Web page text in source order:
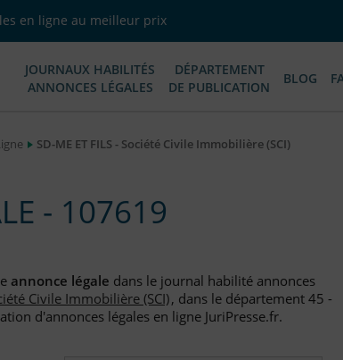
en ligne au meilleur prix
JOURNAUX HABILITÉS
ANNONCES LÉGALES
DÉPARTEMENT
DE PUBLICATION
BLOG
SD-ME ET FILS - Société Civile Immobilière (SCI)
- 107619
annonce légale dans le journal habilité annonces
Civile Immobilière (SCI), dans le département 45 -
d'annonces légales en ligne JuriPresse.fr.